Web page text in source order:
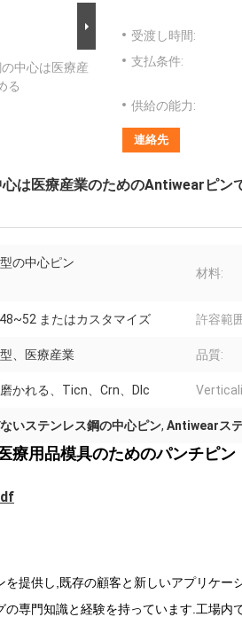
中心は医療産
る
受渡し時間:
支払条件:
供給の能力:
連絡先
は医療産業のためのAntiwearピン
の中心ピン
材料:
またはカスタマイズ 許容範
、医療産業 品質:
かれる、Ticn、Crn、Dlc
いステンレス鋼の中心ピン, Antiwearス
療用品模具のためのパンチピン
を提供し,既存の顧客と新しいアプリケ
専門知識と経験を持っています.工場